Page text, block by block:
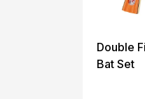
Double
Bat Set